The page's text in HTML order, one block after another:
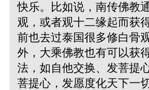
快乐。比如说，南传佛教
观，或者观十二缘起而获
前也去过泰国很多修白骨
外，大乘佛教也有可以获
法，如自他交换、发菩提
菩提心，发愿度化天下一